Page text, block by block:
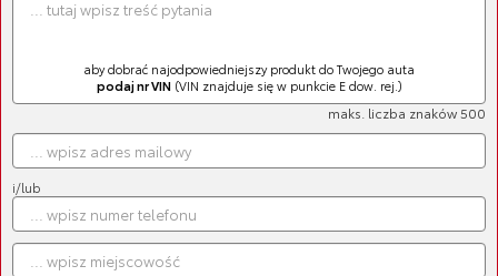
Cena brutto:195,77 zł
Cena netto:159,16 zł
maks. liczba znaków 500
aby dobrać najodpowiedniejszy produkt do Twojego auta
podaj nr VIN(VIN znajduje się w punkcie E dow. rej.)
i/lub